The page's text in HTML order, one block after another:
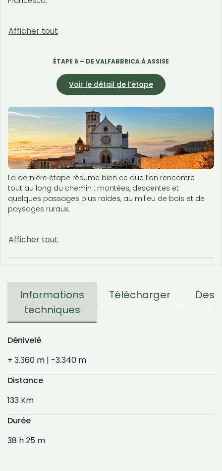
Afficher tout
ÉTAPE 6 – DE VALFABBRICA À ASSISE
Voir le détail de l’étape
La dernière étape résume bien ce que l’on rencontre
tout au long du chemin : montées, descentes et
quelques passages plus raides, au milieu de bois et de
paysages ruraux.
Afficher tout
Informations
techniques
Télécharger
Dénivelé
+ 3.360 m | -3.340 m
Distance
133 Km
Durée
38 h 25 m